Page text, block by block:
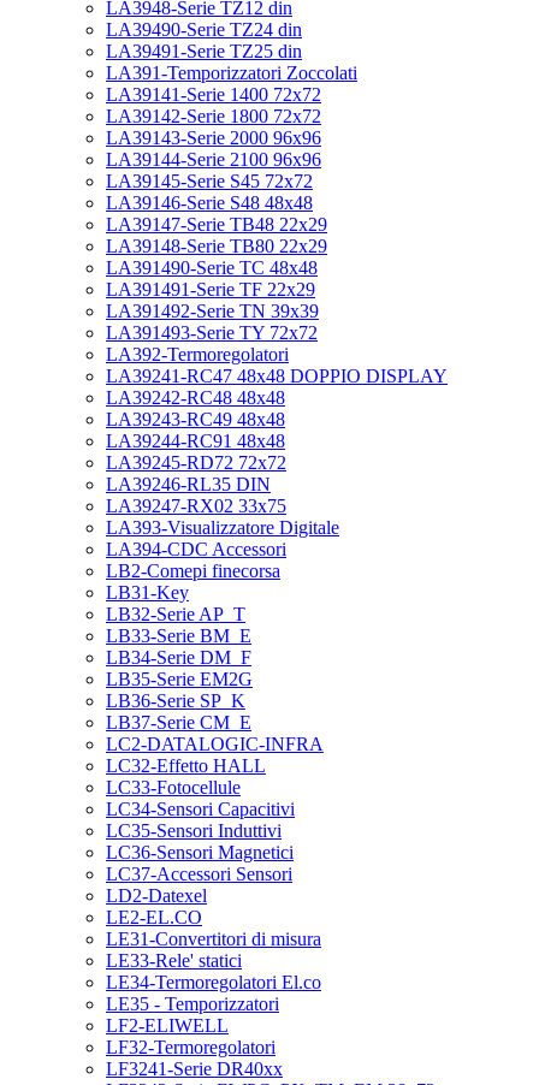
LA3948-Serie TZ12 din
LA39490-Serie TZ24 din
LA39491-Serie TZ25 din
LA391-Temporizzatori Zoccolati
LA39141-Serie 1400 72x72
LA39142-Serie 1800 72x72
LA39143-Serie 2000 96x96
LA39144-Serie 2100 96x96
LA39145-Serie S45 72x72
LA39146-Serie S48 48x48
LA39147-Serie TB48 22x29
LA39148-Serie TB80 22x29
LA391490-Serie TC 48x48
LA391491-Serie TF 22x29
LA391492-Serie TN 39x39
LA391493-Serie TY 72x72
LA392-Termoregolatori
LA39241-RC47 48x48 DOPPIO DISPLAY
LA39242-RC48 48x48
LA39243-RC49 48x48
LA39244-RC91 48x48
LA39245-RD72 72x72
LA39246-RL35 DIN
LA39247-RX02 33x75
LA393-Visualizzatore Digitale
LA394-CDC Accessori
LB2-Comepi finecorsa
LB31-Key
LB32-Serie AP_T
LB33-Serie BM_E
LB34-Serie DM_F
LB35-Serie EM2G
LB36-Serie SP_K
LB37-Serie CM_E
LC2-DATALOGIC-INFRA
LC32-Effetto HALL
LC33-Fotocellule
LC34-Sensori Capacitivi
LC35-Sensori Induttivi
LC36-Sensori Magnetici
LC37-Accessori Sensori
LD2-Datexel
LE2-EL.CO
LE31-Convertitori di misura
LE33-Rele' statici
LE34-Termoregolatori El.co
LE35 - Temporizzatori
LF2-ELIWELL
LF32-Termoregolatori
LF3241-Serie DR40xx